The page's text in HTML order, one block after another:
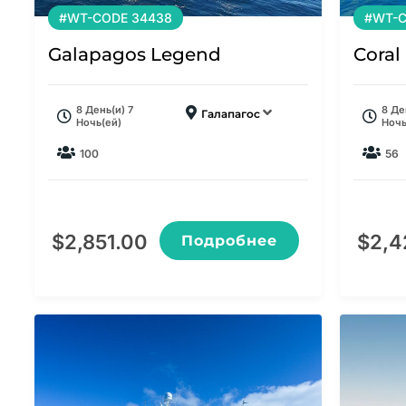
#WT-CODE 34438
Galapagos Legend
8 День(и) 7
Ночь(ей)
Галапагос
100
$2,851.00 Подробнее
#WT-
Coral
8
56
$